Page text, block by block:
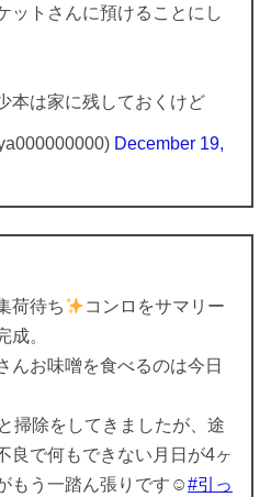
ットさんに預けることにし
本は家に残しておくけど
December 19,
荷待ち
コンロをサマリー
成。
んお味噌を食べるのは今日
掃除をしてきましたが、途
良で何もできない月日が4ヶ
もう一踏ん張りです☺#引っ